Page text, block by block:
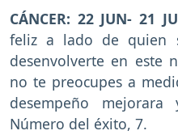
CÁNCER: 22 JUN- 21
feliz a lado de quien
desenvolverte en este
no te preocupes a
desempeño
Número del éxito, 7.